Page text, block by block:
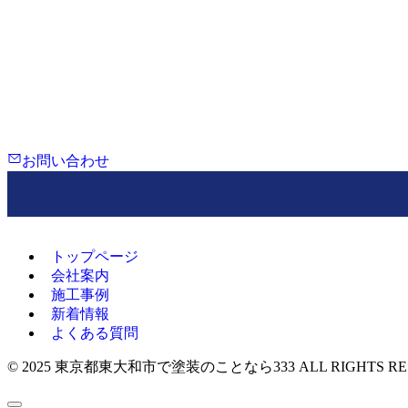
お問い合わせ
トップページ
会社案内
施工事例
新着情報
よくある質問
© 2025 東京都東大和市で塗装のことなら333 ALL RIGHTS